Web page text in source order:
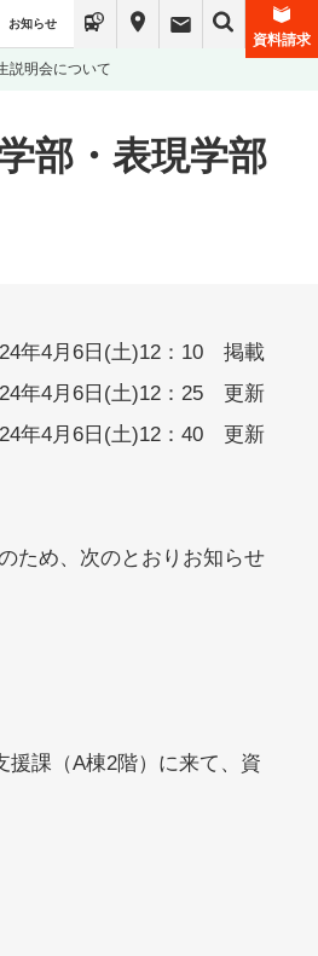
お知らせ
資料請求
説明会について
部・表現学部
年4月6日(土)12：10 掲載
年4月6日(土)12：25 更新
年4月6日(土)12：40 更新
ため、次のとおりお知らせ
援課（A棟2階）に来て、資